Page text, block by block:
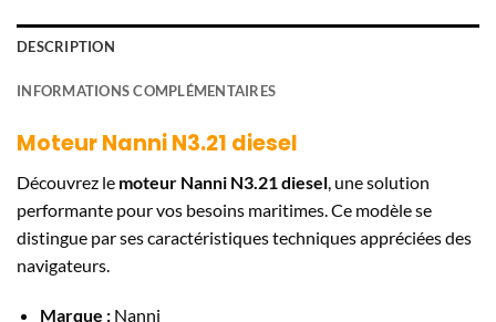
DESCRIPTION
INFORMATIONS COMPLÉMENTAIRES
Moteur Nanni N3.21 diesel
Découvrez le moteur Nanni N3.21 diesel , une solution
performante pour vos besoins maritimes. Ce modèle se
distingue par ses caractéristiques techniques appréciées des
navigateurs.
Marque :Nanni